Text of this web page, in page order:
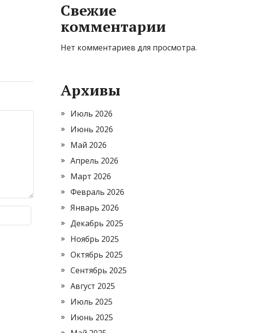
Свежие
комментарии
Нет комментариев для просмотра.
Архивы
Июль 2026
Июнь 2026
Май 2026
Апрель 2026
Март 2026
Февраль 2026
Январь 2026
Декабрь 2025
Ноябрь 2025
Октябрь 2025
Сентябрь 2025
Август 2025
Июль 2025
Июнь 2025